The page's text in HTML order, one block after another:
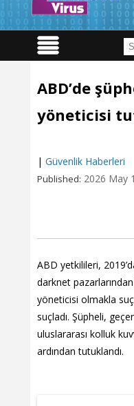
ABD’de
yöneticisi
| Güvenlik Haberleri
Published: 2026 May
ABD yetkilileri,
darknet
yöneticisi olmakla
suçladı. Şüpheli,
uluslararası kolluk
ardından tutuklandı.